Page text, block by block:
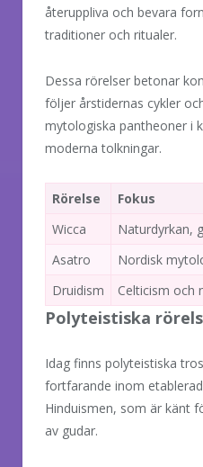
återuppliva och bevara
traditioner och ritualer.
Dessa rörelser betonar
följer årstidernas cykler
mytologiska pantheoner i
moderna tolkningar.
Rörelse
Fokus
Wicca
Naturdyrkan,
Asatro
Nordisk
Druidism
Celticism och
Polyteistiska
Idag finns polyteistiska
fortfarande inom
Hinduismen, som är känt
av gudar.